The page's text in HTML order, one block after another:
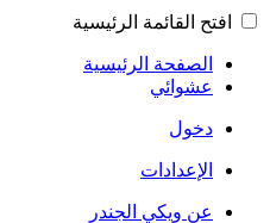
افتح القائمة الرئيسية
الصفحة الرئيسية
عشوائي
دخول
الإعدادات
عن ويكي الجندر